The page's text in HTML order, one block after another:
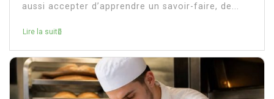
aussi accepter d’apprendre un savoir-faire, de...
Lire la suite